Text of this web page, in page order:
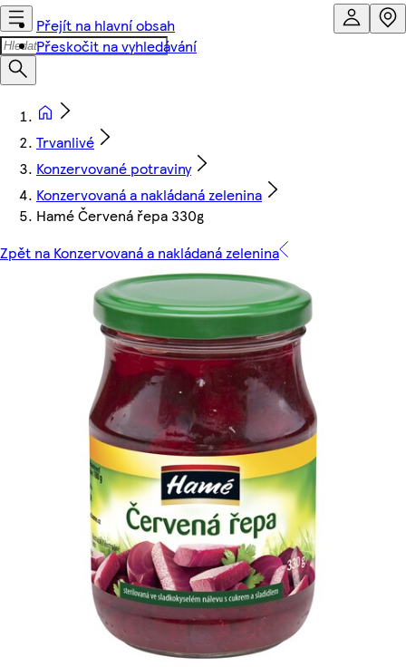
Přejít na hlavní obsah
Přeskočit na vyhledávání
Trvanlivé
Konzervované potraviny
Konzervovaná a nakládaná zelenina
Hamé Červená řepa 330g
Zpět na Konzervovaná a nakládaná zelenina